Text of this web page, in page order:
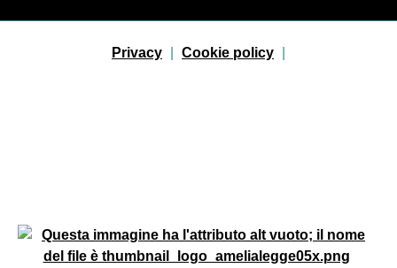
Sezione Link Utili
Privacy Cookie policy